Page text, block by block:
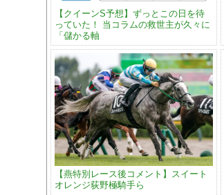
【クイーンS予想】ずっとこの日を待
っていた！ 当コラムの救世主が久々に
「儲かる軸
【燕特別レース後コメント】スイート
オレンジ荻野極騎手ら